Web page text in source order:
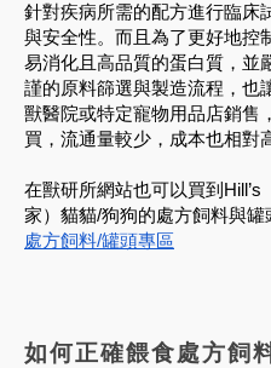
針對疾病所需的配方進行臨床
與安全性。而且為了更好地控
易消化且高品質的蛋白質，並
謹的原料篩選與製造流程，也
獸醫院或特定寵物用品店銷售
買，流通量較少，成本也相對
在獸研所網站也可以買到
家）貓貓/狗狗的處方飼料與
處方飼料/罐頭專區
如何正確餵食處方飼